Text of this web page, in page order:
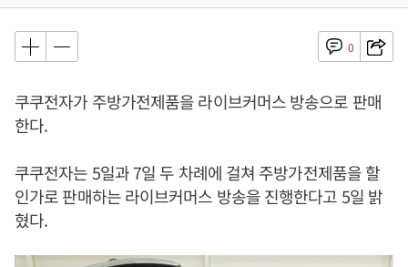
0
쿠쿠전자가 주방가전제품을 라이브커머스 방송으로 판매
한다.
쿠쿠전자는 5일과 7일 두 차례에 걸쳐 주방가전제품을 할
인가로 판매하는 라이브커머스 방송을 진행한다고 5일 밝
혔다.